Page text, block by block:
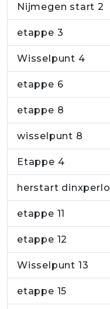
Nijmegen start 2
etappe 3
Wisselpunt 4
etappe 6
etappe 8
wisselpunt 8
Etappe 4
herstart dinxperlo
etappe 11
etappe 12
Wisselpunt 13
etappe 15